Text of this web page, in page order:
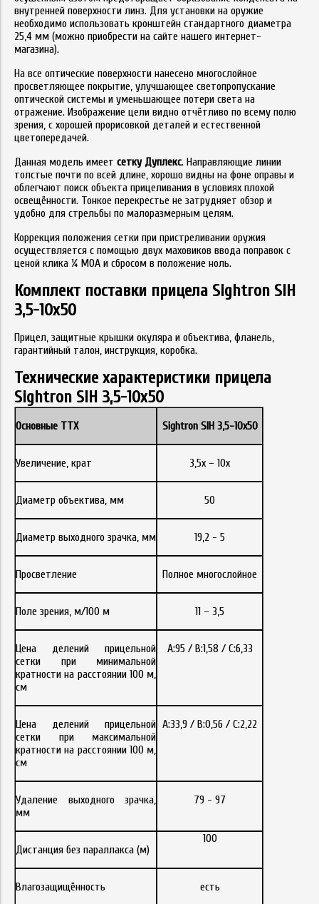
внутренней поверхности линз. Для установки на оружие
необходимо использовать кронштейн стандартного диаметра
25,4 мм (можно приобрести на сайте нашего интернет-
магазина).
На все оптические поверхности нанесено многослойное
просветляющее покрытие, улучшающее светопропускание
оптической системы и уменьшающее потери света на
отражение. Изображение цели видно отчётливо по всему полю
зрения, с хорошей прорисовкой деталей и естественной
цветопередачей.
Данная модель имеет сетку Дуплекс. Направляющие линии
толстые почти по всей длине, хорошо видны на фоне оправы и
облегчают поиск объекта прицеливания в условиях плохой
освещённости. Тонкое перекрестье не затрудняет обзор и
удобно для стрельбы по малоразмерным целям.
Коррекция положения сетки при пристреливании оружия
осуществляется с помощью двух маховиков ввода поправок с
ценой клика ¼ MOA и сбросом в положение ноль.
Комплект поставки прицела Sightron SIH
3,5-10х50
Прицел, защитные крышки окуляра и объектива, фланель,
гарантийный талон, инструкция, коробка.
Технические характеристики прицела
Sightron SIH 3,5-10х50
Основные ТТХ Sightron SIH 3,5-10х50
Увеличение, крат 3,5х – 10х
Диаметр объектива, мм 50
Диаметр выходного зрачка, мм 19,2 - 5
Просветление Полное многослойное
Поле зрения, м/100 м 11 – 3,5
Цена делений прицельной
сетки при минимальной
кратности на расстоянии 100 м,
см
A:95 / B:1,58 / C:6,33
Цена делений прицельной
сетки при максимальной
кратности на расстоянии 100 м,
см
A:33,9 / B:0,56 / C:2,22
Удаление выходного зрачка,
мм
79 - 97
Дистанция без параллакса (м)
100
Влагозащищённость есть